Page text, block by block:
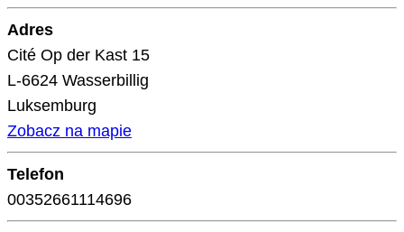
Adres
Cité Op der Kast 15
L-6624 Wasserbillig
Luksemburg
Zobacz na mapie
Telefon
00352661114696